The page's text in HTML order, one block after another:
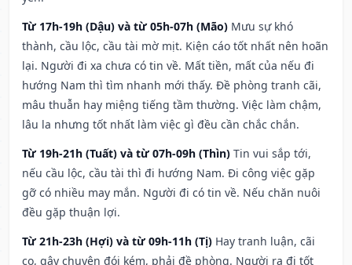
Từ 17h-19h (Dậu) và từ 05h-07h (Mão) Mưu sự khó
thành, cầu lộc, cầu tài mờ mịt. Kiện cáo tốt nhất nên hoãn
lại. Người đi xa chưa có tin về. Mất tiền, mất của nếu đi
hướng Nam thì tìm nhanh mới thấy. Đề phòng tranh cãi,
mâu thuẫn hay miệng tiếng tầm thường. Việc làm chậm,
lâu la nhưng tốt nhất làm việc gì đều cần chắc chắn.
Từ 19h-21h (Tuất) và từ 07h-09h (Thìn) Tin vui sắp tới,
nếu cầu lộc, cầu tài thì đi hướng Nam. Đi công việc gặp
gỡ có nhiều may mắn. Người đi có tin về. Nếu chăn nuôi
đều gặp thuận lợi.
Từ 21h-23h (Hợi) và từ 09h-11h (Tị) Hay tranh luận, cãi
cọ, gây chuyện đói kém, phải đề phòng. Người ra đi tốt